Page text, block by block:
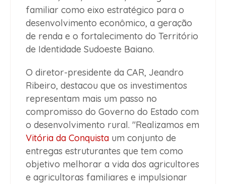
familiar como eixo estratégico para o
desenvolvimento econômico, a geração
de renda e o fortalecimento do Território
de Identidade Sudoeste Baiano.
O diretor-presidente da CAR, Jeandro
Ribeiro, destacou que os investimentos
representam mais um passo no
compromisso do Governo do Estado com
o desenvolvimento rural. "Realizamos em
Vitória da Conquista um conjunto de
entregas estruturantes que tem como
objetivo melhorar a vida dos agricultores
e agricultoras familiares e impulsionar